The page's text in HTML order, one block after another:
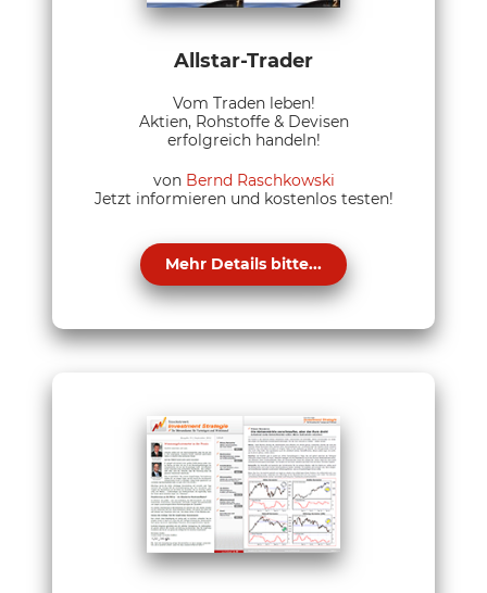
Allstar-Trader
Vom Traden leben!
Aktien, Rohstoffe & Devisen
erfolgreich handeln!
von Bernd Raschkowski
Jetzt informieren und kostenlos testen!
Mehr Details bitte...